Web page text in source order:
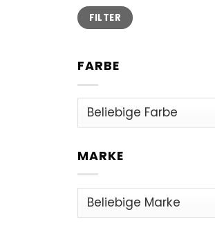
Min.
Preis
Max.
PreisFILTER
FARBE
MARKE